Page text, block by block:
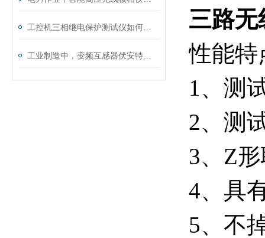
三路无
性能特
1、测
2、测
3、Z
4、具
5、不